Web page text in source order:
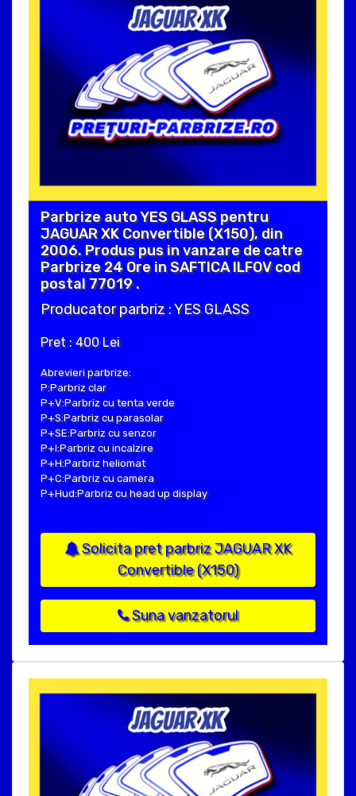
Parbrize auto YES GLASS pentru
JAGUAR XK Convertible (X150), din
2006. Produs pus in vanzare de catre
Parbrize 24 Ore in SAFTICA ILFOV cod
postal 77019 .
Producator parbriz : YES GLASS
Pret : 400 Lei
Abrevieri parbrize:
P:Parbriz clar
P+V:Parbriz cu tenta verde
P+S:Parbriz cu parasolar
P+SE:Parbriz cu senzor
P+I:Parbriz cu incalzire
P+H:Parbriz heliomat
P+C:Parbriz cu camera
P+Hud:Parbriz cu head up display
Solicita pret parbriz JAGUAR XK
Convertible (X150)
Suna vanzatorul